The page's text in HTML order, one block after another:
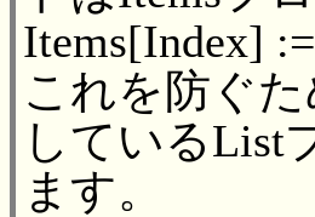
Items[Index]
これを防ぐ
しているList
ます。